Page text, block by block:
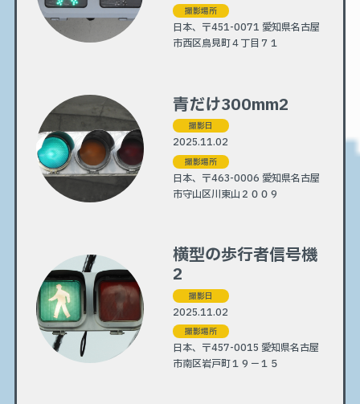
撮影場所
日本、〒451-0071 愛知県名古屋
市西区鳥見町４丁目７１
青だけ300mm2
撮影日
2025.11.02
撮影場所
日本、〒463-0006 愛知県名古屋
市守山区川東山２００９
横型の歩行者信号機
2
撮影日
2025.11.02
撮影場所
日本、〒457-0015 愛知県名古屋
市南区岩戸町１９−１５